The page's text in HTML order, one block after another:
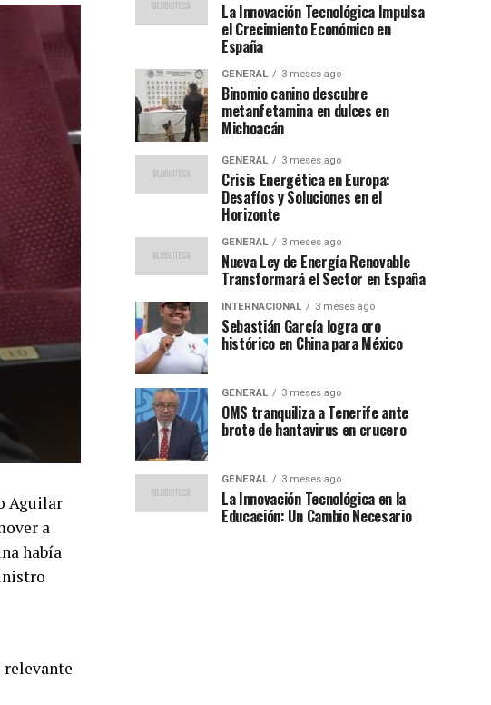
Aguilar
a
había
relevante
La Innovación Tecnológica Impulsa
el Crecimiento Económico en
España
GENERAL 3 meses ago
Binomio canino descubre
metanfetamina en dulces en
Michoacán
GENERAL 3 meses ago
Crisis Energética en Europa:
Desafíos y Soluciones en el
Horizonte
GENERAL 3 meses ago
Nueva Ley de Energía Renovable
Transformará el Sector en España
INTERNACIONAL 3 meses ago
Sebastián García logra oro
histórico en China para México
GENERAL 3 meses ago
OMS tranquiliza a Tenerife ante
brote de hantavirus en crucero
GENERAL 3 meses ago
La Innovación Tecnológica en la
Educación: Un Cambio Necesario